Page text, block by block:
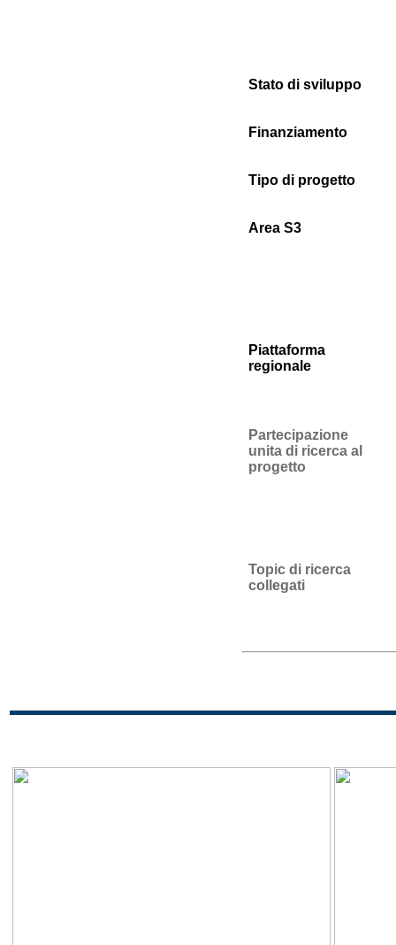
Stato di sviluppo
Finanziamento
Tipo di progetto
Area S3
Piattaforma
regionale
Partecipazione
unita di ricerca al
progetto
Topic di ricerca
collegati